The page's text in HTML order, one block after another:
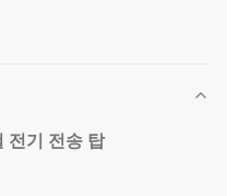
전기 전송 탑